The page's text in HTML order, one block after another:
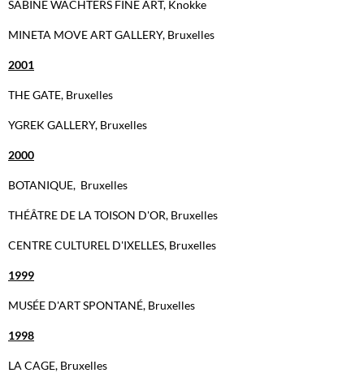
SABINE WACHTERS FINE ART, Knokke
MINETA MOVE ART GALLERY, Bruxelles
2001
THE GATE, Bruxelles
YGREK GALLERY, Bruxelles
2000
BOTANIQUE, Bruxelles
THÉÂTRE DE LA TOISON D'OR, Bruxelles
CENTRE CULTUREL D'IXELLES, Bruxelles
1999
MUSÉE D'ART SPONTANÉ, Bruxelles
1998
LA CAGE, Bruxelles